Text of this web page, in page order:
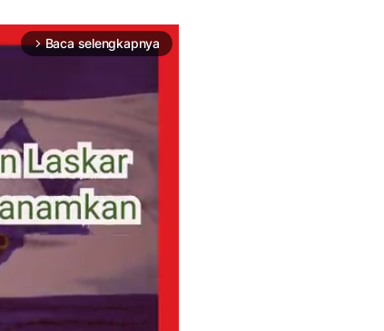
arrow_forward_ios Baca selengkapnya